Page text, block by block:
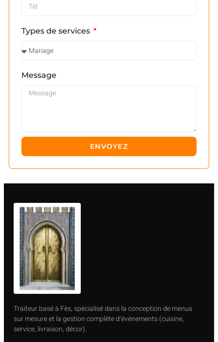
Types de services
Message
ENVOYEZ
Traiteur basé à Fès, spécialisé dans la conception de menus
sur mesure et la gestion complète d’événements (cuisine,
service, livraison, décor).